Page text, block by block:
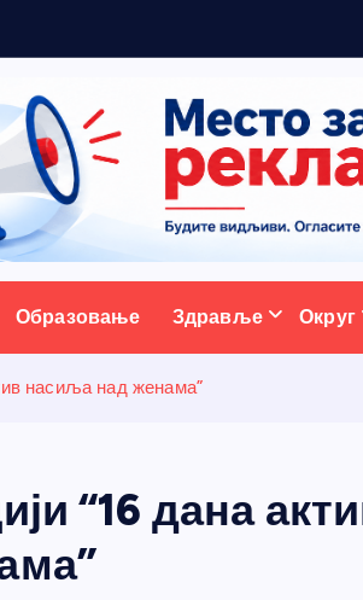
Образовање Здравље Округ
насиља над женама”
“16 дана